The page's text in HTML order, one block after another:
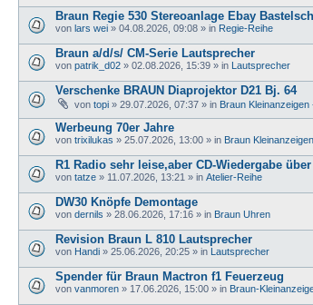
Braun Regie 530 Stereoanlage Ebay
von lars wei » 04.08.2026, 09:08 » in Regie-Reihe
Braun a/d/s/ CM-Serie Lautsprecher
von patrik_d02 » 02.08.2026, 15:39 » in Lautsprecher
Verschenke BRAUN Diaprojektor D21 Bj. 64
von topi » 29.07.2026, 07:37 » in Braun Kleinanzeigen
Werbeung 70er Jahre
von trixilukas » 25.07.2026, 13:00 » in Braun
R1 Radio sehr leise,aber CD-Wiedergabe
von tatze » 11.07.2026, 13:21 » in Atelier-Reihe
DW30 Knöpfe Demontage
von dernils » 28.06.2026, 17:16 » in Braun Uhren
Revision Braun L 810 Lautsprecher
von Handi » 25.06.2026, 20:25 » in Lautsprecher
Spender für Braun Mactron f1 Feuerzeug
von vanmoren » 17.06.2026, 15:00 » in Braun-